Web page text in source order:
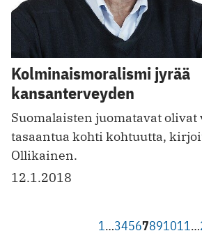
Kolminaismoralismi jyrää
kansanterveyden
Suomalaisten juomatavat
tasaantua kohti kohtuutta,
Ollikainen.
12.1.2018
1…34567891011…